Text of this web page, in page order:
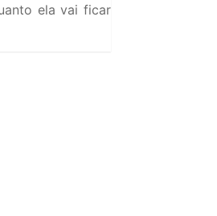
ela vai ficar